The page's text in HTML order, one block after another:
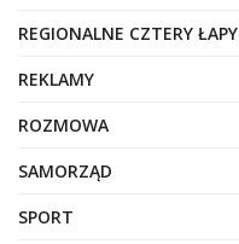
REGIONALNE CZTERY ŁAPY
REKLAMY
ROZMOWA
SAMORZĄD
SPORT